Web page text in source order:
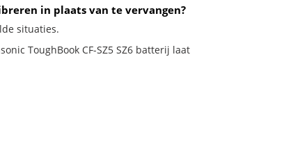
in plaats van te vervangen?
situaties.
ToughBook CF-SZ5 SZ6 batterij laat